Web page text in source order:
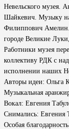
Невельского музея.
Шайкевич. Музыку
Филиппович Амелин.
городе Великие
Работники музея
коллективу РДК с
исполнении наших
Авторы идеи: Ольга
Музыкальная
Вокал: Евгения
Снимались: Евгения
Особая